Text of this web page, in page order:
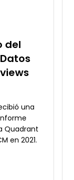
del
una
Quadrant
en 2021.